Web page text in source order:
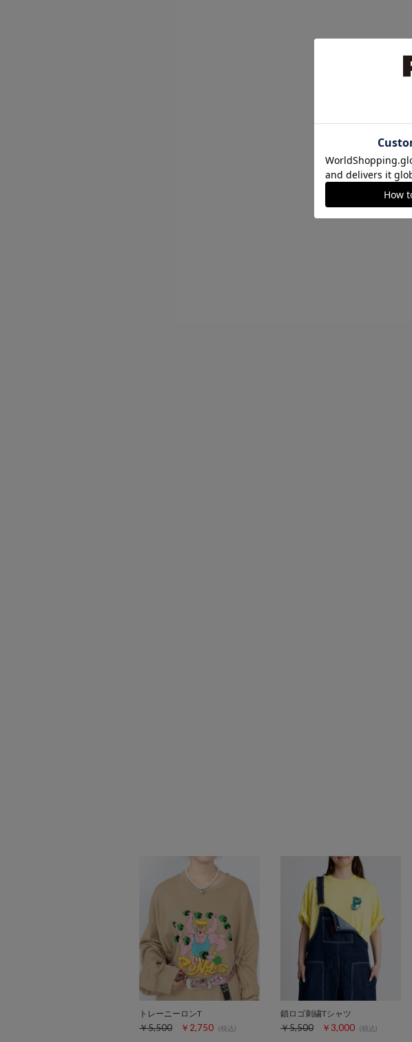
トレーニーロンT
￥5,500 ￥2,750 (税込)
鎖ロゴ刺繍Tシャツ
￥5,500 ￥3,000 (税込)